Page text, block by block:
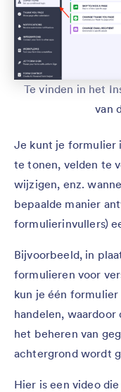
Te vinden in het
van
Je kunt je formulier
te tonen, velden te
wijzigen, enz.
bepaalde manier
formulierinvullers)
Bijvoorbeeld, in
formulieren voor
kun je één formulier
handelen,
het beheren van
achtergrond wordt
Hier is een video